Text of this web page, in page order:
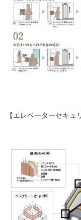
【エレベーターセキュ